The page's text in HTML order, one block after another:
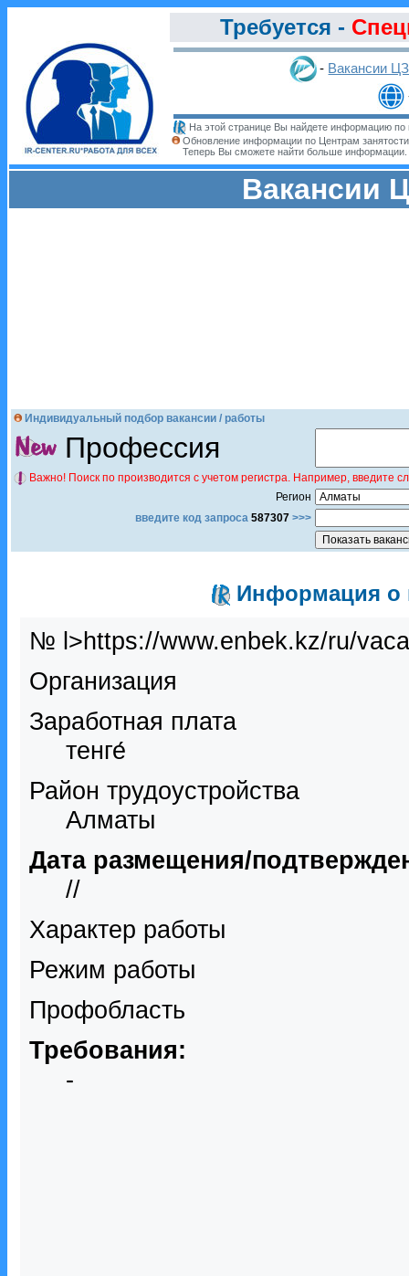
Требуется -
- Вакансии
На этой странице Вы найдете информацию по
Обновление информации по Центрам
Теперь Вы сможете найти больше информации.
Вакансии
Индивидуальный подбор вакансии / работы
Профессия
Важно! Поиск по производится с учетом регистра. Например,
Регион
введите код запроса 587307 >>>
Информация о
№ l>https://www.enbek.kz/ru/
Организация
Заработная плата
тенге́
Район трудоустройства
Алматы
Дата размещения/
//
Характер работы
Режим работы
Профобласть
Требования:
-